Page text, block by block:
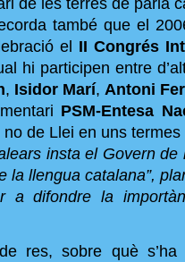
també que el
el II Congrés
hi participen entre
, Isidor Marí, Antoni
PSM-Entesa
de Llei en uns
insta el Govern
la llengua catalana”,
a difondre la
res, sobre què